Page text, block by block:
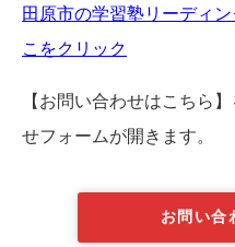
田原市の学習塾リーディ
こをクリック
【お問い合わせはこちら
せフォームが開きます。
お問い合